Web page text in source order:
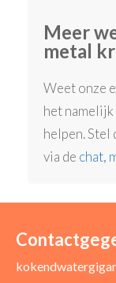
Meer
metal
Weet onze
het
helpen. Stel
via de chat,